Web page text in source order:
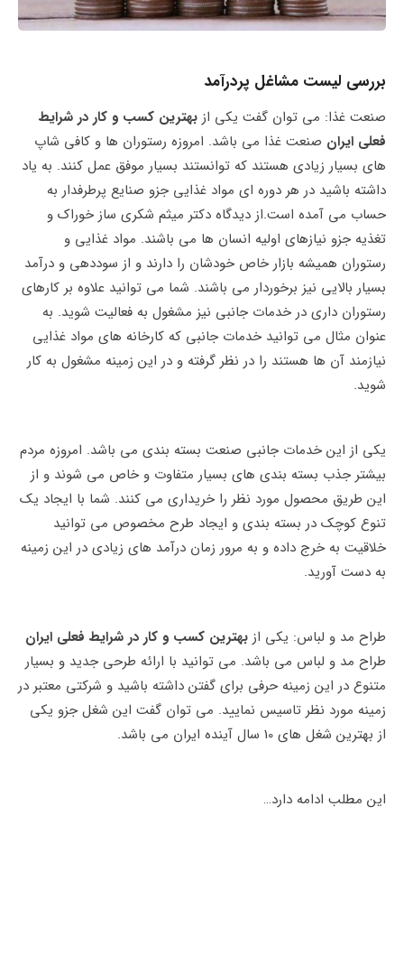
بررسی لیست مشاغل پردرآمد
صنعت غذا: می توان گفت یکی از بهترین کسب و کار در شرایط
فعلی ایران صنعت غذا می باشد. امروزه رستوران ها و کافی شاپ
های بسیار زیادی هستند که توانستند بسیار موفق عمل کنند. به یاد
داشته باشید در هر دوره‌ ای مواد غذایی جزو صنایع پرطرفدار به
حساب می آمده است.از دیدگاه دکتر میثم شکری ساز خوراک و
تغذیه جزو نیازهای اولیه انسان ها می باشند. مواد غذایی و
رستوران همیشه بازار خاص خودشان را دارند و از سوددهی و درآمد
بسیار بالایی نیز برخوردار می باشند. شما می توانید علاوه بر کارهای
رستوران داری در خدمات جانبی نیز مشغول به فعالیت شوید. به
عنوان مثال می توانید خدمات جانبی که کارخانه های مواد غذایی
نیازمند آن ها هستند را در نظر گرفته و در این زمینه مشغول به کار
شوید.
یکی از این خدمات جانبی صنعت بسته بندی می باشد. امروزه مردم
بیشتر جذب بسته بندی های بسیار متفاوت و خاص می شوند و از
این طریق محصول مورد نظر را خریداری می‌ کنند. شما با ایجاد یک
تنوع کوچک در بسته بندی و ایجاد طرح مخصوص می توانید
خلاقیت به خرج داده و به مرور زمان درآمد های زیادی در این زمینه
به دست آورید.
طراح مد و لباس: یکی از بهترین کسب و کار در شرایط فعلی ایران
طراح مد و لباس می باشد. می‌ توانید با ارائه طرحی جدید و بسیار
متنوع در این زمینه حرفی برای گفتن داشته باشید و شرکتی معتبر در
زمینه مورد نظر تاسیس نمایید. می توان گفت این شغل جزو یکی
از بهترین شغل های 10 سال آینده ایران می باشد.
این مطلب ادامه دارد…